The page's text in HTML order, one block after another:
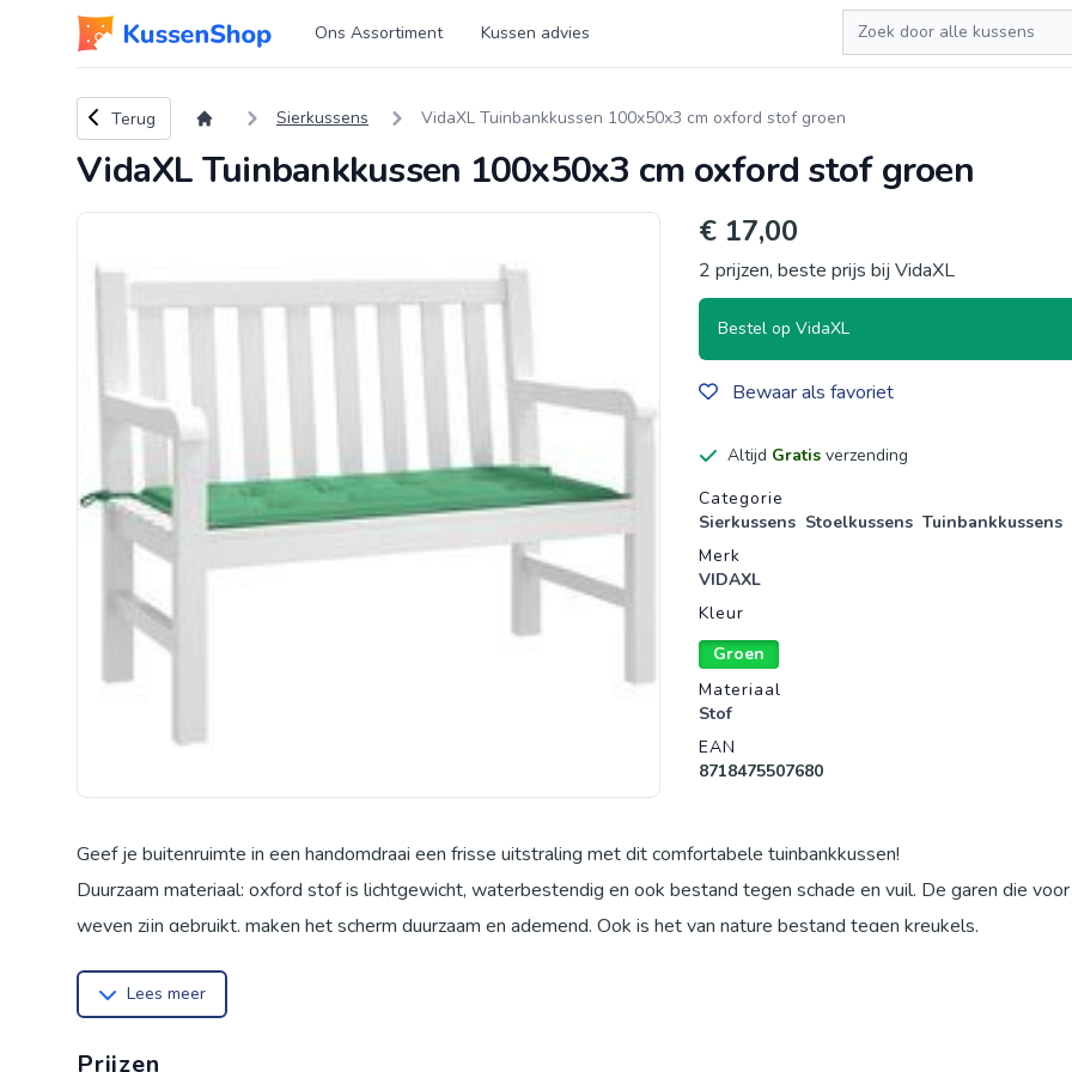
Logo www.kussenshop.nl Ons Assortiment Kussen advies
Zoeken
Terug naar overzicht
Terug Sierkussens VidaXL Tuinbankkussen 100x50x3 cm oxford stof groen
VidaXL Tuinbankkussen 100x50x3 cm oxford stof groen
€ 17,00
2 prijzen, beste prijs bij VidaXL
Bestel op VidaXL
Bewaar als favoriet
Altijd Gratis verzending
Productgegevens
Categorie
Sierkussens Stoelkussens Tuinbankkussens
Merk
VIDAXL
Kleur
Groen
Materiaal
Stof
EAN
8718475507680
Geef je buitenruimte in een handomdraai een frisse uitstraling met dit comfortabele tuinbankkussen!
Duurzaam materiaal: oxford stof is lichtgewicht, waterbestendig en ook bestand tegen schade en vuil. De garen die
weven zijn gebruikt, maken het scherm duurzaam en ademend. Ook is het van nature bestand tegen kreukels.
gebruik zijn oorspronkelijke vorm terug.
Lees meer
Prijzen